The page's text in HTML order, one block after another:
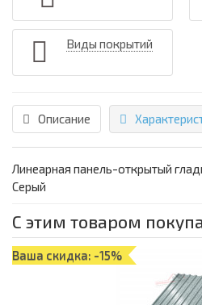
Виды покрытий
Описание
Линеарная панель-открытый
Серый
С этим товаром
Ваша скидка: -15%